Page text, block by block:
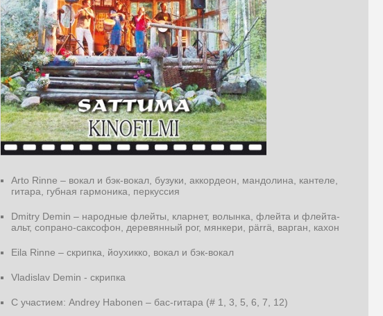
Arto Rinne – вокал и бэк-вокал, бузуки, аккордеон, мандолина, кантеле,
гитара, губная гармоника, перкуссия
Dmitry Demin – народные флейты, кларнет, волынка, флейта и флейта-
альт, сопрано-саксофон, деревянный рог, мянкери, pärrä, варган, кахон
Eila Rinne – скрипка, йоухикко, вокал и бэк-вокал
Vladislav Demin - скрипка
С участием: Andrey Habonen – бас-гитара (# 1, 3, 5, 6, 7, 12)